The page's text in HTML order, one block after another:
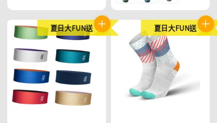
夏日大FUN送 夏日大FUN送